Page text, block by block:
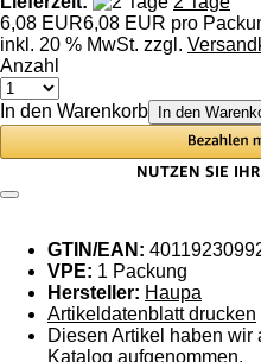
6,08 EUR6,08 EUR pro
inkl. 20 % MwSt. zzgl.
Anzahl
In den Warenkorb In den
GTIN/EAN:
VPE: 1 Packung
Hersteller: Haupa
Artikeldatenblatt drucken
Diesen Artikel haben wir
Katalog aufgenommen.